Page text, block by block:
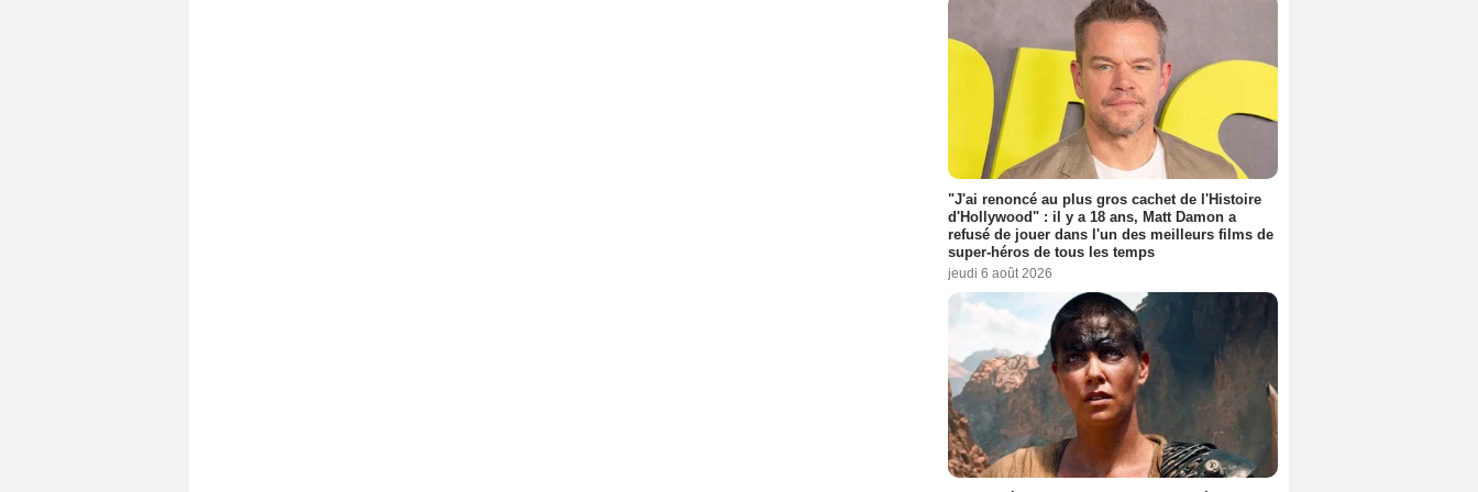
"J'ai renoncé au plus gros cachet de l'Histoire
d'Hollywood" : il y a 18 ans, Matt Damon a
refusé de jouer dans l'un des meilleurs films de
super-héros de tous les temps
jeudi 6 août 2026